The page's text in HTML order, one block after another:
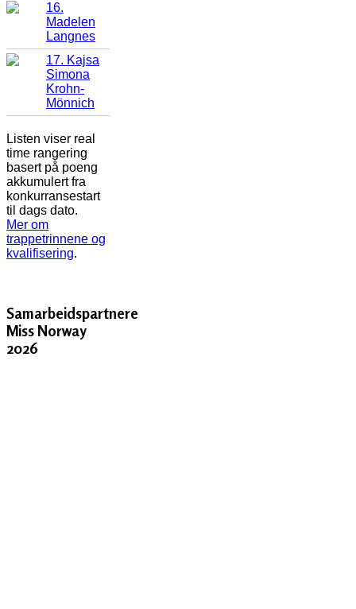
16.
Madelen
Langnes
17. Kajsa
Simona
Krohn-
Mönnich
Listen viser real
time rangering
basert på poeng
akkumulert fra
konkurransestart
til dags dato.
Mer om
trappetrinnene og
kvalifisering.
Samarbeidspartnere
Miss Norway
2026